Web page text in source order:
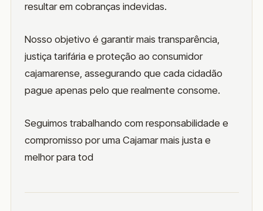
resultar em cobranças indevidas.
Nosso objetivo é garantir mais transparência,
justiça tarifária e proteção ao consumidor
cajamarense, assegurando que cada cidadão
pague apenas pelo que realmente consome.
Seguimos trabalhando com responsabilidade e
compromisso por uma Cajamar mais justa e
melhor para tod